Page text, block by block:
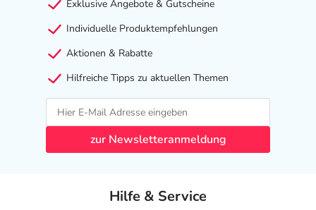
werden.
Ist Ihnen das Arzneimittel trotz einer Gegenanzeige
verordnet worden, sprechen Sie mit Ihrem Arzt oder
Apotheker. Der therapeutische Nutzen kann höher sein,
als das Risiko, das die Anwendung bei einer
Gegenanzeige in sich birgt.
Nebenwirkungen
- Magen-Darm-Beschwerden, wie:
Exklusive Angebote & Gutscheine
Individuelle Produktempfehlungen
Aktionen & Rabatte
Hilfreiche Tipps zu aktuellen Themen
zur Newsletteranmeldung
Hilfe & Service